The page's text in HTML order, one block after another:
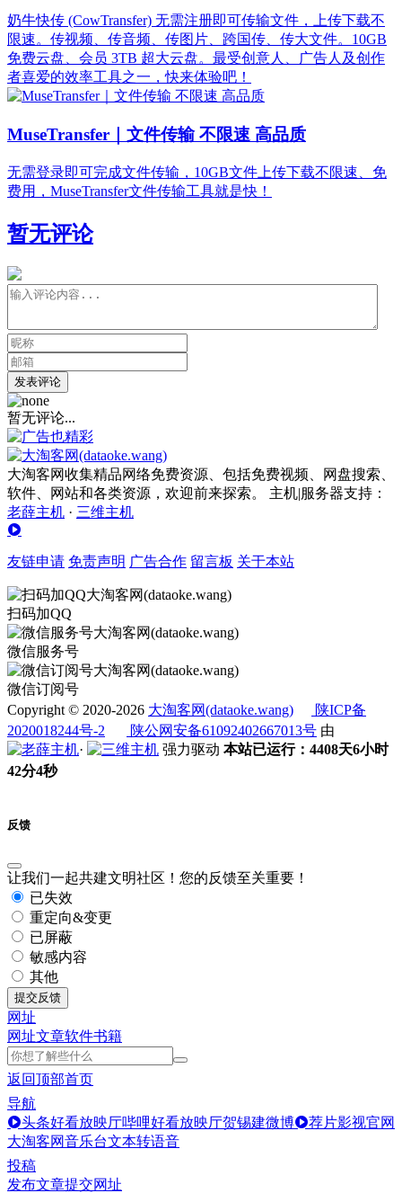
奶牛快传 (CowTransfer) 无需注册即可传输文件，上传下载不
限速。传视频、传音频、传图片、跨国传、传大文件。10GB
免费云盘、会员 3TB 超大云盘。最受创意人、广告人及创作
者喜爱的效率工具之一，快来体验吧！
MuseTransfer｜文件传输 不限速 高品质
无需登录即可完成文件传输，10GB文件上传下载不限速、免
费用，MuseTransfer文件传输工具就是快！
暂无评论
发表评论
暂无评论...
大淘客网收集精品网络免费资源、包括免费视频、网盘搜索、
软件、网站和各类资源，欢迎前来探索。 主机|服务器支持：
老薛主机 · 三维主机
友链申请 免责声明 广告合作 留言板 关于本站
扫码加QQ
微信服务号
微信订阅号
Copyright © 2020-2026 大淘客网(dataoke.wang)
陕ICP备
2020018244号-2
陕公网安备61092402667013号 由
·
强力驱动 本站已运行：4408天6小时
42分4秒
反馈
让我们一起共建文明社区！您的反馈至关重要！
已失效
重定向&变更
已屏蔽
敏感内容
其他
提交反馈
网址
网址文章软件书籍
返回顶部首页
导航
头条好看放映厅哔哩好看放映厅贺锡建微博
荐片影视官网
大淘客网音乐台文本转语音
投稿
发布文章提交网址